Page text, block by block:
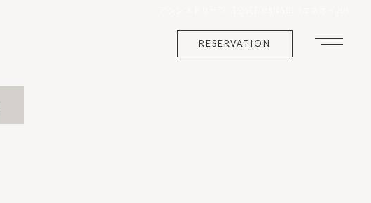
RESERVATION